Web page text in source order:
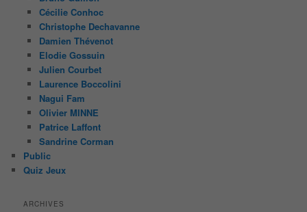
Cécilie Conhoc
Christophe Dechavanne
Damien Thévenot
Elodie Gossuin
Julien Courbet
Laurence Boccolini
Nagui Fam
Olivier MINNE
Patrice Laffont
Sandrine Corman
Public
Quiz Jeux
ARCHIVES